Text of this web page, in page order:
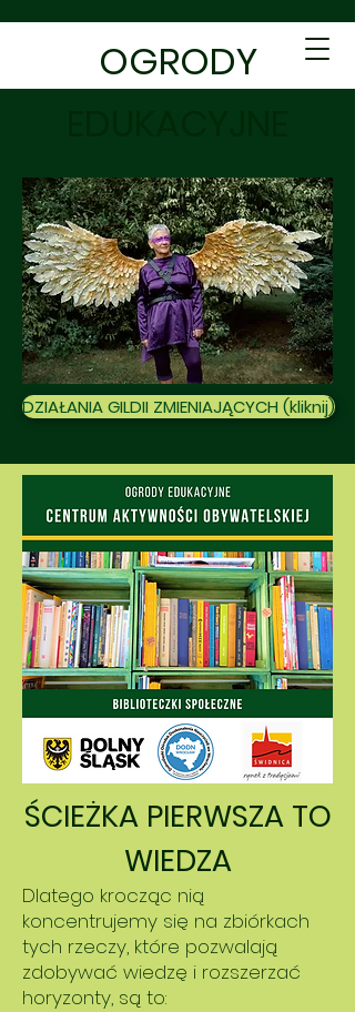
OGRODY
DZIAŁANIA GILDII ZMIENIAJĄCYCH (kliknij)
ŚCIEŻKA PIERWSZA TO
WIEDZA
Dlatego krocząc nią
koncentrujemy się na zbiórkach
tych rzeczy, które pozwalają
zdobywać wiedzę i rozszerzać
horyzonty, są to: